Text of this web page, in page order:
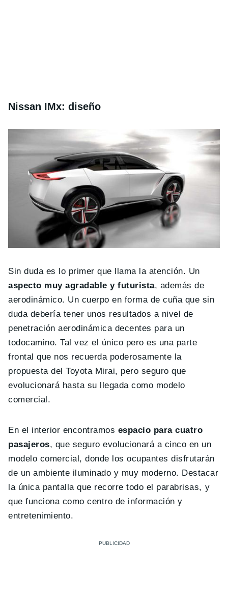
Nissan IMx: diseño
Sin duda es lo primer que llama la atención. Un
aspecto muy agradable y futurista, además de
aerodinámico. Un cuerpo en forma de cuña que sin
duda debería tener unos resultados a nivel de
penetración aerodinámica decentes para un
todocamino. Tal vez el único pero es una parte
frontal que nos recuerda poderosamente la
propuesta del Toyota Mirai, pero seguro que
evolucionará hasta su llegada como modelo
comercial.
En el interior encontramos espacio para cuatro
pasajeros, que seguro evolucionará a cinco en un
modelo comercial, donde los ocupantes disfrutarán
de un ambiente iluminado y muy moderno. Destacar
la única pantalla que recorre todo el parabrisas, y
que funciona como centro de información y
entretenimiento.